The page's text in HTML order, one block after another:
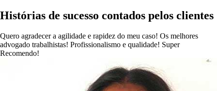
Histórias de sucesso contados pelos clientes
Quero agradecer a agilidade e rapidez do meu caso! Os melhores
advogado trabalhistas! Profissionalismo e qualidade! Super
Recomendo!